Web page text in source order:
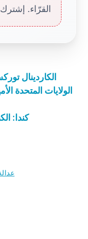
القرّاء.
الكاردينال
كندا: